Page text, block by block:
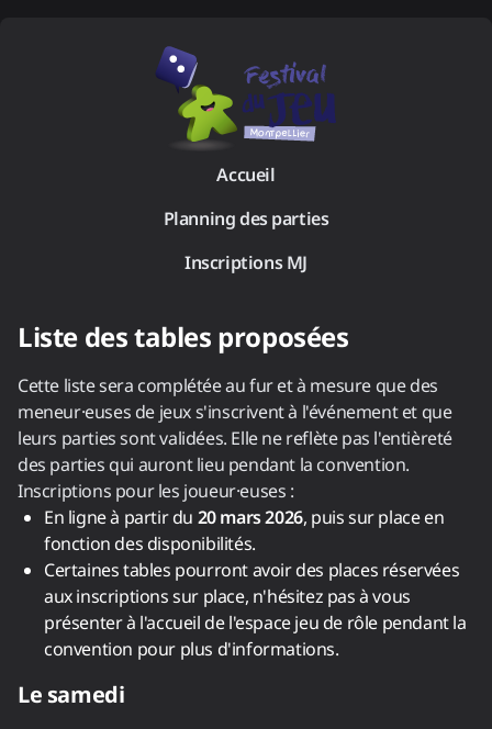
Accueil
Planning des parties
Inscriptions MJ
Liste des tables proposées
Cette liste sera complétée au fur et à mesure que des
meneur·euses de jeux s'inscrivent à l'événement et que
leurs parties sont validées. Elle ne reflète pas l'entièreté
des parties qui auront lieu pendant la convention.
Inscriptions pour les joueur·euses :
En ligne à partir du 20 mars 2026, puis sur place en
fonction des disponibilités.
Certaines tables pourront avoir des places réservées
aux inscriptions sur place, n'hésitez pas à vous
présenter à l'accueil de l'espace jeu de rôle pendant la
convention pour plus d'informations.
Le samedi